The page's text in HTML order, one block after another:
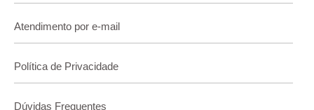
Atendimento por e-mail
Política de Privacidade
Dúvidas Frequentes